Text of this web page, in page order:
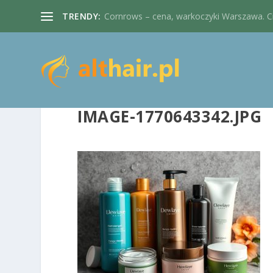
TRENDY: Cornrows – cena, warkoczyki Warszawa.
IMAGE-1770643342.JPG